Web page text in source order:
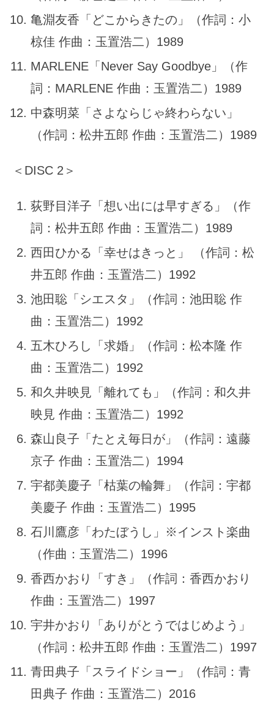
亀淵友香「どこからきたの」（作詞：小
椋佳 作曲：玉置浩二）1989
MARLENE「Never Say Goodbye」（作
詞：MARLENE 作曲：玉置浩二）1989
中森明菜「さよならじゃ終わらない」
（作詞：松井五郎 作曲：玉置浩二）1989
＜DISC 2＞
荻野目洋子「想い出には早すぎる」（作
詞：松井五郎 作曲：玉置浩二）1989
西田ひかる「幸せはきっと」 （作詞：松
井五郎 作曲：玉置浩二）1992
池田聡「シエスタ」（作詞：池田聡 作
曲：玉置浩二）1992
五木ひろし「求婚」（作詞：松本隆 作
曲：玉置浩二）1992
和久井映見「離れても」（作詞：和久井
映見 作曲：玉置浩二）1992
森山良子「たとえ毎日が」（作詞：遠藤
京子 作曲：玉置浩二）1994
宇都美慶子「枯葉の輪舞」（作詞：宇都
美慶子 作曲：玉置浩二）1995
石川鷹彦「わたぼうし」※インスト楽曲
（作曲：玉置浩二）1996
香西かおり「すき」（作詞：香西かおり
作曲：玉置浩二）1997
宇井かおり「ありがとうではじめよう」
（作詞：松井五郎 作曲：玉置浩二）1997
青田典子「スライドショー」（作詞：青
田典子 作曲：玉置浩二）2016